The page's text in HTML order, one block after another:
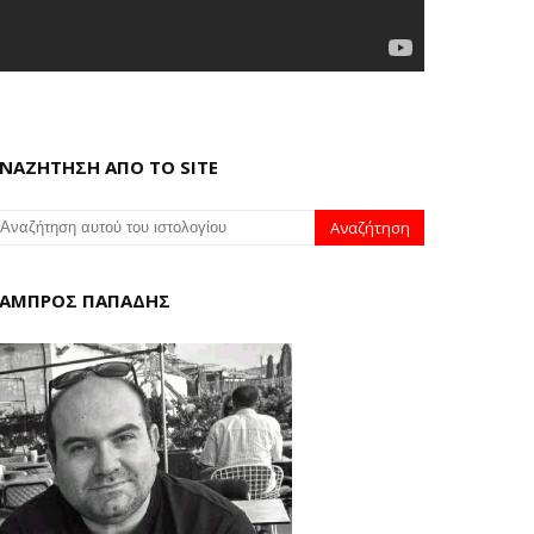
ΑΠΟ ΤΟ SITE
ΠΑΠΑΔΗΣ